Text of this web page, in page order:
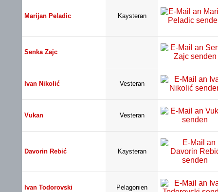
Marijan Peladic Kaysteran
Senka Zajc
Ivan Nikolić Vesteran
Vukan Vesteran
Davorin Rebić Kaysteran
Ivan Todorovski Pelagonien